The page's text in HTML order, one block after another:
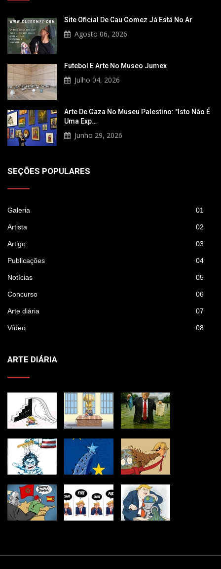
Site Oficial De Cau Gomez Já Está No Ar
Agosto 06, 2026
Futebol E Arte No Museo Jumex
Julho 04, 2026
Arte De Gaza No Museu Palestino: "Isto Não É
Uma Exp…
Junho 29, 2026
SEÇÕES POPULARES
Galeria 01
Artista 02
Artigo 03
Publicações 04
Notícias 05
Concurso 06
Arte diária 07
Vídeo 08
ARTE DIÁRIA